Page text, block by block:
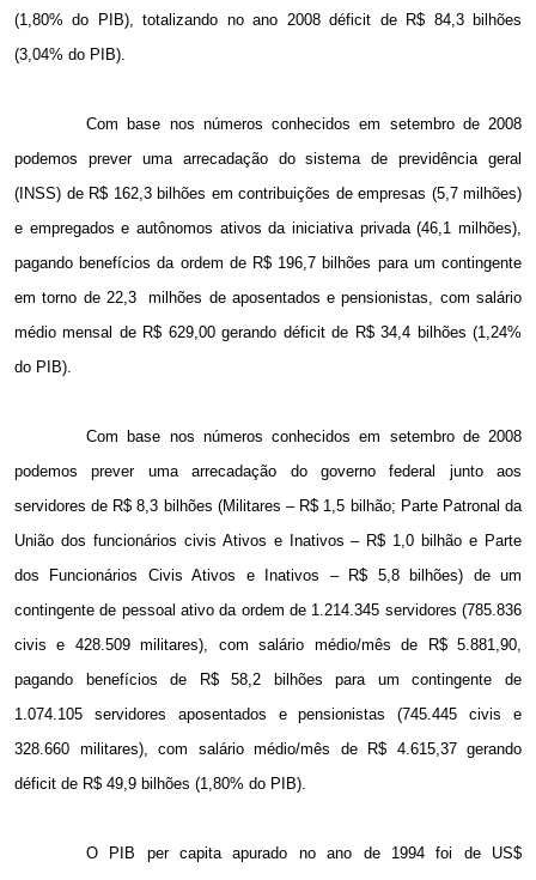
(1,80% do PIB), totalizando no ano 2008 déficit de R$ 84,3 bilhões
(3,04% do PIB).
Com base nos números conhecidos em setembro de 2008
podemos prever uma arrecadação do sistema de previdência geral
(INSS) de R$ 162,3 bilhões em contribuições de empresas (5,7 milhões)
e empregados e autônomos ativos da iniciativa privada (46,1 milhões),
pagando benefícios da ordem de R$ 196,7 bilhões para um contingente
em torno de 22,3
milhões de aposentados e pensionistas, com salário
médio mensal de R$ 629,00 gerando déficit de R$ 34,4 bilhões (1,24%
do PIB).
Com base nos números conhecidos em setembro de 2008
podemos prever uma arrecadação do governo federal junto aos
servidores de R$ 8,3 bilhões (Militares – R$ 1,5 bilhão; Parte Patronal da
União dos funcionários civis Ativos e Inativos – R$ 1,0 bilhão e Parte
dos Funcionários Civis Ativos e Inativos – R$ 5,8 bilhões) de um
contingente de pessoal ativo da ordem de 1.214.345 servidores (785.836
civis e 428.509 militares), com salário médio/mês de R$ 5.881,90,
pagando benefícios de R$ 58,2 bilhões para um contingente de
1.074.105 servidores aposentados e pensionistas (745.445 civis e
328.660 militares), com salário médio/mês de R$ 4.615,37 gerando
déficit de R$ 49,9 bilhões (1,80% do PIB).
O PIB per capita apurado no ano de 1994 foi de US$